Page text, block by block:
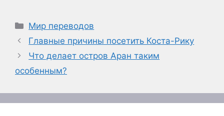
Рубрики
Мир переводов
Главные причины посетить Коста-Рику
Что делает остров Аран таким
особенным?